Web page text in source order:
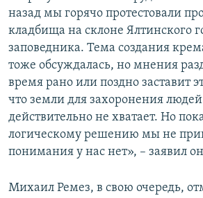
назад мы горячо протестовали
кладбища на склоне Ялтинского
заповедника. Тема создания
тоже обсуждалась, но мнения
время рано или поздно заставит
что земли для захоронения
действительно не хватает. Но
логическому решению мы не
понимания у нас нет», – заявил он
Михаил Ремез, в свою очередь,